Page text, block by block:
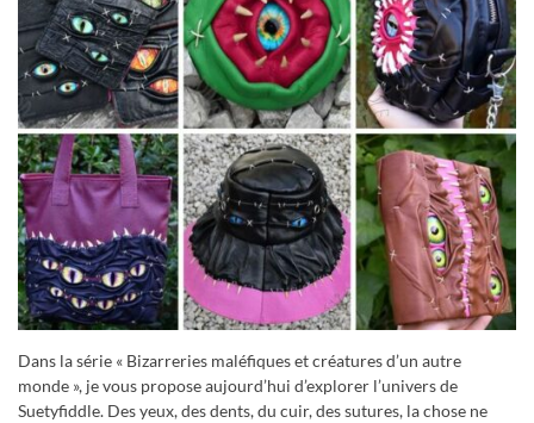
Dans la série « Bizarreries maléfiques et créatures d’un autre
monde », je vous propose aujourd’hui d’explorer l’univers de
Suetyfiddle. Des yeux, des dents, du cuir, des sutures, la chose ne